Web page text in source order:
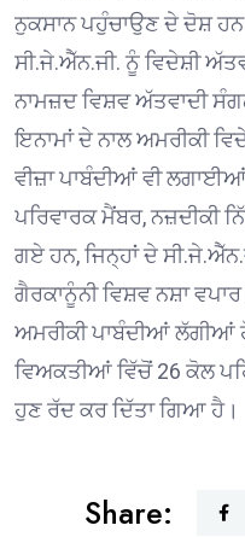
ਨੁਕਸਾਨ ਪਹੁੰਚਾਉਣ ਦੇ ਦੋਸ਼
ਸੀ.ਜੇ.ਐੱਨ.ਜੀ. ਨੂੰ ਵਿਦੇਸ਼ੀ
ਨਾਮਜ਼ਦ ਵਿਸ਼ਵ ਅੱਤਵਾਦੀ
ਇਨਾਮਾਂ ਦੇ ਨਾਲ ਅਮਰੀਕੀ
ਵੀਜ਼ਾ ਪਾਬੰਦੀਆਂ ਵੀ
ਪਰਿਵਾਰਕ ਮੈਂਬਰ, ਨਜ਼ਦੀਕੀ
ਗਏ ਹਨ, ਜਿਨ੍ਹਾਂ ਦੇ
ਗੈਰਕਾਨੂੰਨੀ ਵਿਸ਼ਵ ਨਸ਼ਾ
ਅਮਰੀਕੀ ਪਾਬੰਦੀਆਂ
ਵਿਅਕਤੀਆਂ ਵਿੱਚੋਂ 26 ਕੋਲ
ਹੁਣ ਰੱਦ ਕਰ ਦਿੱਤਾ ਗਿਆ ਹੈ।
Share: